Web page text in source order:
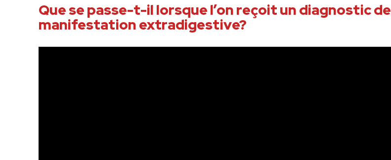
Que se passe-t-il lorsque l’on reçoit un diagnostic de
manifestation extradigestive?